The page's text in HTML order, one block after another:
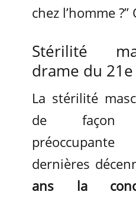
chez l’homme
Stérilité
drame du
La stérilité
de façon
dernières
ans la